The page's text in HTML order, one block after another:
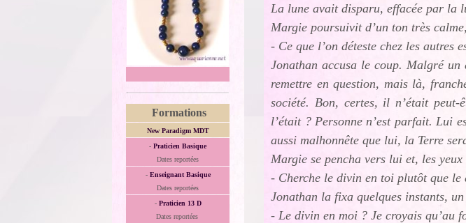
Formations
New Paradigm MDT
-Praticien Basique
Dates reportées
- Enseignant Basique
Dates reportées
- Praticien 13 D
Dates reportées
La lune avait disparu, effacée par la
Margie poursuivit d’un ton très
- Ce que l’on déteste chez les autres
Jonathan accusa le coup. Malgré
remettre en question, mais là,
société. Bon, certes, il n’était peut-
l’était ? Personne n’est parfait. Lui
aussi malhonnête que lui, la Terre
Margie se pencha vers lui et, les
- Cherche le divin en toi plutôt que le
Jonathan la fixa quelques instants, un
- Le divin en moi ? Je croyais qu’au